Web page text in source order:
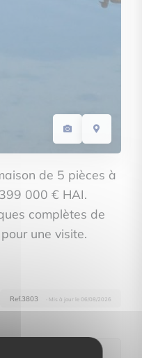
de 5 pièces à
000 € HAI.
complètes de
une visite.
Ref.3803 · Mis à jour le 06/08/2026